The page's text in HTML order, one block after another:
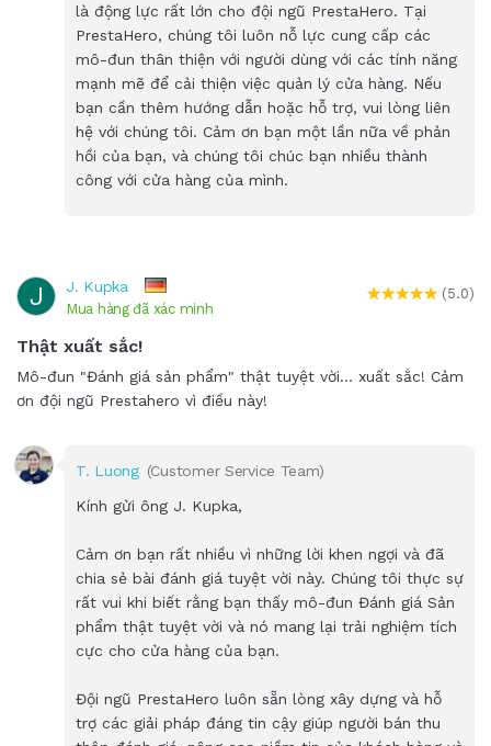
là động lực rất lớn cho đội ngũ PrestaHero. Tại
PrestaHero, chúng tôi luôn nỗ lực cung cấp các
mô-đun thân thiện với người dùng với các tính năng
mạnh mẽ để cải thiện việc quản lý cửa hàng. Nếu
bạn cần thêm hướng dẫn hoặc hỗ trợ, vui lòng liên
hệ với chúng tôi. Cảm ơn bạn một lần nữa về phản
hồi của bạn, và chúng tôi chúc bạn nhiều thành
công với cửa hàng của mình.
J J. Kupka
Mua hàng đã xác minh
(5.0)
Thật xuất sắc!
Mô-đun "Đánh giá sản phẩm" thật tuyệt vời... xuất sắc! Cảm
ơn đội ngũ Prestahero vì điều này!
T. Luong (Customer Service Team)
Kính gửi ông J. Kupka,
Cảm ơn bạn rất nhiều vì những lời khen ngợi và đã
chia sẻ bài đánh giá tuyệt vời này. Chúng tôi thực sự
rất vui khi biết rằng bạn thấy mô-đun Đánh giá Sản
phẩm thật tuyệt vời và nó mang lại trải nghiệm tích
cực cho cửa hàng của bạn.
Đội ngũ PrestaHero luôn sẵn lòng xây dựng và hỗ
trợ các giải pháp đáng tin cậy giúp người bán thu